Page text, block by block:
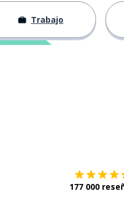
Trabajo
177 000